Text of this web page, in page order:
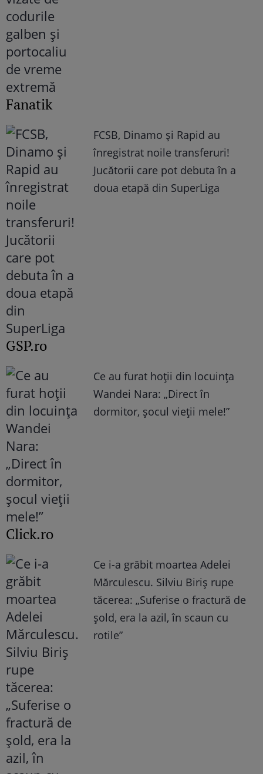
Fanatik
FCSB, Dinamo şi Rapid au
înregistrat noile transferuri!
Jucătorii care pot debuta în a
doua etapă din SuperLiga
GSP.ro
Ce au furat hoții din locuința
Wandei Nara: „Direct în
dormitor, șocul vieții mele!”
Click.ro
Ce i-a grăbit moartea Adelei
Mărculescu. Silviu Biriș rupe
tăcerea: „Suferise o fractură de
șold, era la azil, în scaun cu
rotile”